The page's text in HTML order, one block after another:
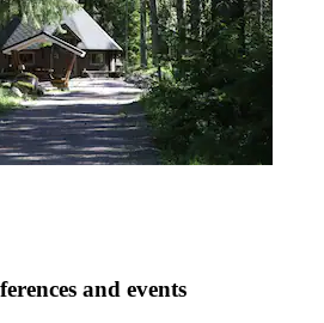
and events